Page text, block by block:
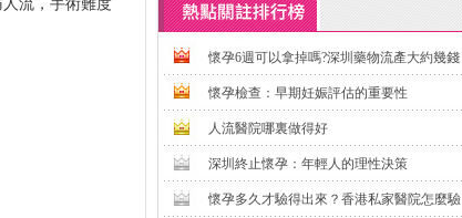
流，手術難度
懷孕6週可以拿掉嗎?深圳藥物流產大約幾錢
懷孕檢查：早期妊娠評估的重要性
人流醫院哪裏做得好
深圳終止懷孕：年輕人的理性決策
懷孕多久才驗得出來？香港私家醫院怎麼驗